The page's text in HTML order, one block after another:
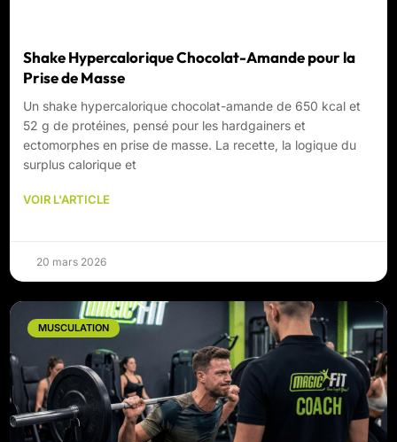
Shake Hypercalorique Chocolat-Amande pour la
Prise de Masse
Un shake hypercalorique chocolat-amande de 650 kcal et
52 g de protéines, pensé pour les hardgainers et
ectomorphes en prise de masse. La recette, la logique du
surplus calorique et
VOIR L'ARTICLE
20 mars 2026
MUSCULATION